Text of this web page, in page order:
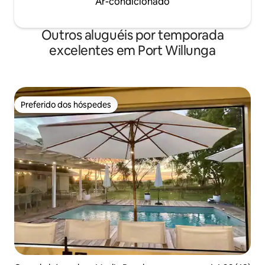
Outros aluguéis por temporada
excelentes em Port Willunga
Preferido dos hóspedes
Preferido dos hóspedes